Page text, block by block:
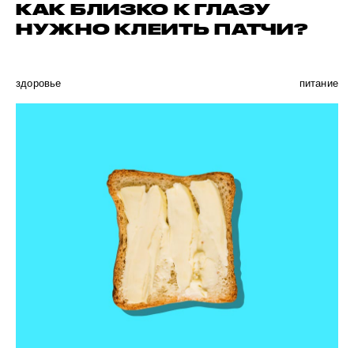
КАК БЛИЗКО К ГЛАЗУ
НУЖНО КЛЕИТЬ ПАТЧИ?
здоровье питание